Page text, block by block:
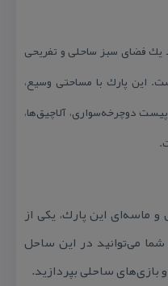
یك فضای سبز ساحلی و تفریحی
این پارك با مساحتی وسیع،
دوچرخه‌سواری، آلاچیق‌ها،
ماسه‌ای این پارك، یكی از
می‌توانید در این ساحل
بازی‌های ساحلی بپردازید.